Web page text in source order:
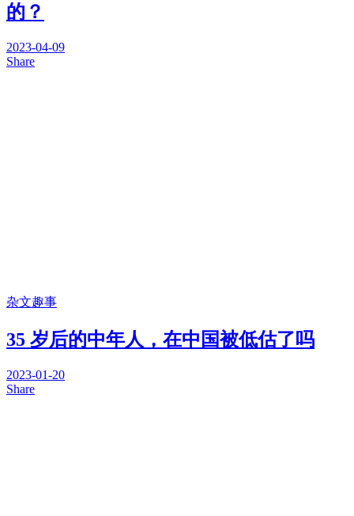
的？
2023-04-09
Share
杂文趣事
35 岁后的中年人，在中国被低估了吗
2023-01-20
Share